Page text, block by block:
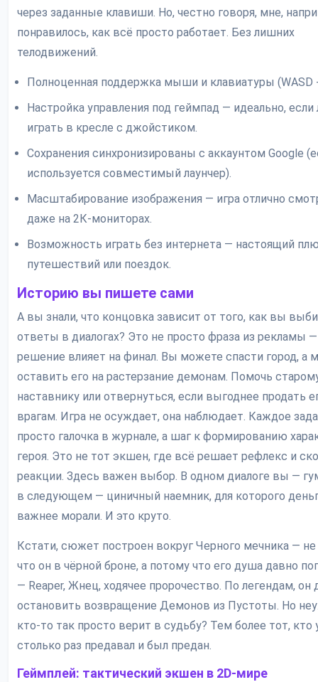
через заданные клавиши. Но, честно говоря, мне,
понравилось, как всё просто работает. Без лишних
телодвижений.
Полноценная поддержка мыши и клавиатуры (WASD
Настройка управления под геймпад — идеально,
играть в кресле с джойстиком.
Сохранения синхронизированы с аккаунтом Google
используется совместимый лаунчер).
Масштабирование изображения — игра отлично
даже на 2К-мониторах.
Возможность играть без интернета — настоящий
путешествий или поездок.
Историю вы пишете сами
А вы знали, что концовка зависит от того, как вы
ответы в диалогах? Это не просто фраза из рекламы
решение влияет на финал. Вы можете спасти город, а
оставить его на растерзание демонам. Помочь
наставнику или отвернуться, если выгоднее продать
врагам. Игра не осуждает, она наблюдает. Каждое
просто галочка в журнале, а шаг к формированию
героя. Это не тот экшен, где всё решает рефлекс и
реакции. Здесь важен выбор. В одном диалоге вы —
в следующем — циничный наемник, для которого
важнее морали. И это круто.
Кстати, сюжет построен вокруг Черного мечника — не
что он в чёрной броне, а потому что его душа давно
— Reaper, Жнец, ходячее пророчество. По легендам, он
остановить возвращение Демонов из Пустоты. Но
кто-то так просто верит в судьбу? Тем более тот, кто
столько раз предавал и был предан.
Геймплей: тактический экшен в 2D-мире